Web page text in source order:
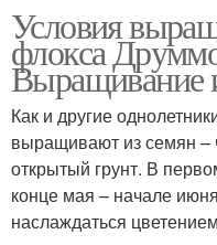
Условия
флокса
Выращивание
Как и другие
выращивают из семян –
открытый грунт. В
конце мая – начале
наслаждаться